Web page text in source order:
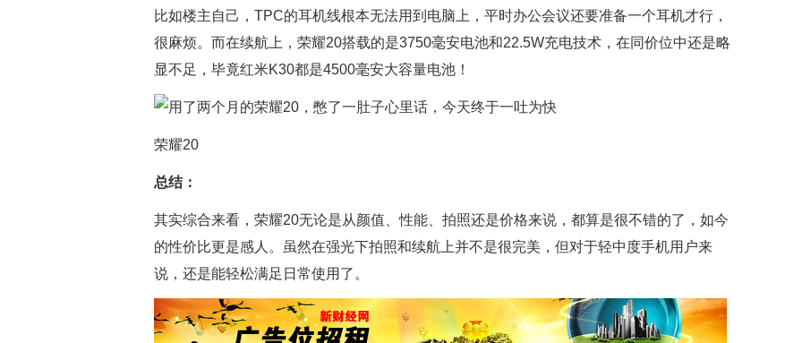
比如楼主自己，TPC的耳机线根本无法用到电脑上，平时办公会议还要准备一个耳机才行，
很麻烦。而在续航上，荣耀20搭载的是3750毫安电池和22.5W充电技术，在同价位中还是略
显不足，毕竟红米K30都是4500毫安大容量电池！
荣耀20
总结：
其实综合来看，荣耀20无论是从颜值、性能、拍照还是价格来说，都算是很不错的了，如今
的性价比更是感人。虽然在强光下拍照和续航上并不是很完美，但对于轻中度手机用户来
说，还是能轻松满足日常使用了。